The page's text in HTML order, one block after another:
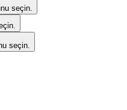
seçin.
seçin.